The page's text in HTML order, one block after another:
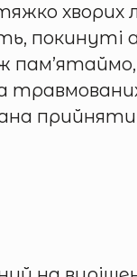
покинуті
пам’ятаймо,